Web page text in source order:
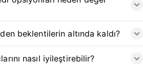
beklentilerin altında kaldı?
nasıl iyileştirebilir?